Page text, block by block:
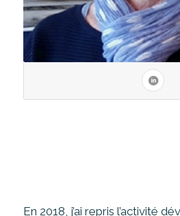
En 2018, j’ai repris l’activité